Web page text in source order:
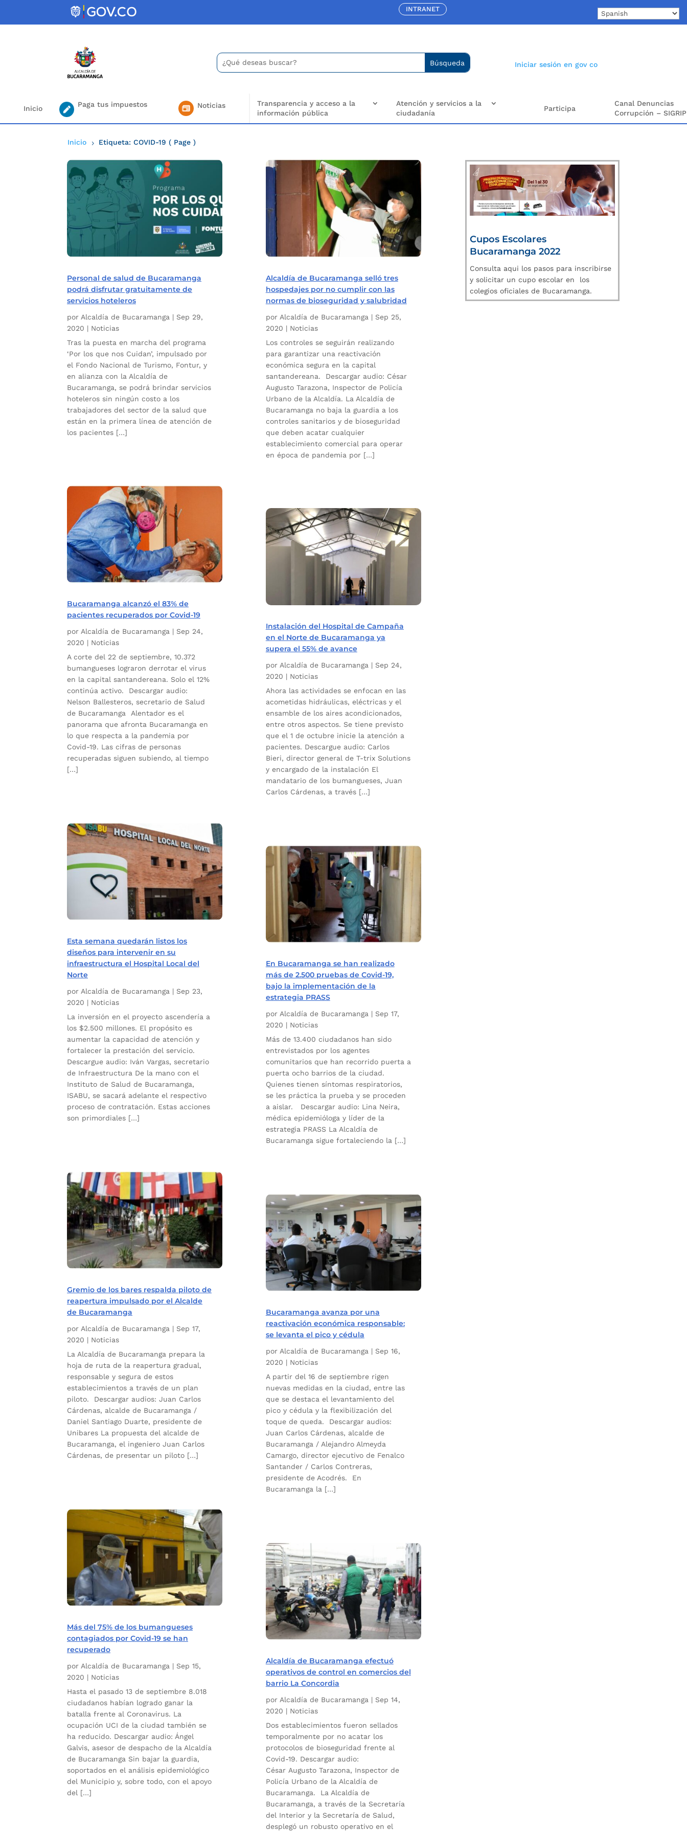
INTRANET
Buscar:
Search
for...
Iniciar sesión en gov co
Inicio Paga tus impuestos Noticias
Transparencia y acceso a la
información pública
Atención y servicios a la
ciudadanía
Participa
Canal Denuncias
Corrupción – SIGRIP
Inicio 5 Etiqueta: COVID-19 ( Page )
Personal de salud de Bucaramanga
podrá disfrutar gratuitamente de
servicios hoteleros
por Alcaldía de Bucaramanga | Sep 29,
2020 | Noticias
Tras la puesta en marcha del programa
‘Por los que nos Cuidan’, impulsado por
el Fondo Nacional de Turismo, Fontur, y
en alianza con la Alcaldía de
Bucaramanga, se podrá brindar servicios
hoteleros sin ningún costo a los
trabajadores del sector de la salud que
están en la primera línea de atención de
los pacientes […]
Bucaramanga alcanzó el 83% de
pacientes recuperados por Covid-19
por Alcaldía de Bucaramanga | Sep 24,
2020 | Noticias
A corte del 22 de septiembre, 10.372
bumangueses lograron derrotar el virus
en la capital santandereana. Solo el 12%
continúa activo. Descargar audio:
Nelson Ballesteros, secretario de Salud
de Bucaramanga Alentador es el
panorama que afronta Bucaramanga en
lo que respecta a la pandemia por
Covid-19. Las cifras de personas
recuperadas siguen subiendo, al tiempo
[…]
Esta semana quedarán listos los
diseños para intervenir en su
infraestructura el Hospital Local del
Norte
por Alcaldía de Bucaramanga | Sep 23,
2020 | Noticias
La inversión en el proyecto ascendería a
los $2.500 millones. El propósito es
aumentar la capacidad de atención y
fortalecer la prestación del servicio.
Descargue audio: Iván Vargas, secretario
de Infraestructura De la mano con el
Instituto de Salud de Bucaramanga,
ISABU, se sacará adelante el respectivo
proceso de contratación. Estas acciones
son primordiales […]
Gremio de los bares respalda piloto de
reapertura impulsado por el Alcalde
de Bucaramanga
por Alcaldía de Bucaramanga | Sep 17,
2020 | Noticias
La Alcaldía de Bucaramanga prepara la
hoja de ruta de la reapertura gradual,
responsable y segura de estos
establecimientos a través de un plan
piloto. Descargar audios: Juan Carlos
Cárdenas, alcalde de Bucaramanga /
Daniel Santiago Duarte, presidente de
Unibares La propuesta del alcalde de
Bucaramanga, el ingeniero Juan Carlos
Cárdenas, de presentar un piloto […]
Más del 75% de los bumangueses
contagiados por Covid-19 se han
recuperado
por Alcaldía de Bucaramanga | Sep 15,
2020 | Noticias
Hasta el pasado 13 de septiembre 8.018
ciudadanos habían logrado ganar la
batalla frente al Coronavirus. La
ocupación UCI de la ciudad también se
ha reducido. Descargar audio: Ángel
Galvis, asesor de despacho de la Alcaldía
de Bucaramanga Sin bajar la guardia,
soportados en el análisis epidemiológico
del Municipio y, sobre todo, con el apoyo
del […]
Alcaldía de Bucaramanga selló tres
hospedajes por no cumplir con las
normas de bioseguridad y salubridad
por Alcaldía de Bucaramanga | Sep 25,
2020 | Noticias
Los controles se seguirán realizando
para garantizar una reactivación
económica segura en la capital
santandereana. Descargar audio: César
Augusto Tarazona, Inspector de Policía
Urbano de la Alcaldía. La Alcaldía de
Bucaramanga no baja la guardia a los
controles sanitarios y de bioseguridad
que deben acatar cualquier
establecimiento comercial para operar
en época de pandemia por […]
Instalación del Hospital de Campaña
en el Norte de Bucaramanga ya
supera el 55% de avance
por Alcaldía de Bucaramanga| Sep 24,
2020 | Noticias
Ahora las actividades se enfocan en las
acometidas hidráulicas, eléctricas y el
ensamble de los aires acondicionados,
entre otros aspectos. Se tiene previsto
que el 1 de octubre inicie la atención a
pacientes. Descargue audio: Carlos
Bieri, director general de T-trix Solutions
y encargado de la instalación El
mandatario de los bumangueses, Juan
Carlos Cárdenas, a través […]
En Bucaramanga se han realizado
más de 2.500 pruebas de Covid-19,
bajo la implementación de la
estrategia PRASS
por Alcaldía de Bucaramanga| Sep 17,
2020 | Noticias
Más de 13.400 ciudadanos han sido
entrevistados por los agentes
comunitarios que han recorrido puerta a
puerta ocho barrios de la ciudad.
Quienes tienen síntomas respiratorios,
se les práctica la prueba y se proceden
a aislar. Descargar audio: Lina Neira,
médica epidemióloga y líder de la
estrategia PRASS La Alcaldía de
Bucaramanga sigue fortaleciendo la […]
Bucaramanga avanza por una
reactivación económica responsable:
se levanta el pico y cédula
por Alcaldía de Bucaramanga | Sep 16,
2020 | Noticias
A partir del 16 de septiembre rigen
nuevas medidas en la ciudad, entre las
que se destaca el levantamiento del
pico y cédula y la flexibilización del
toque de queda. Descargar audios:
Juan Carlos Cárdenas, alcalde de
Bucaramanga / Alejandro Almeyda
Camargo, director ejecutivo de Fenalco
Santander / Carlos Contreras,
presidente de Acodrés. En
Bucaramanga la […]
Alcaldía de Bucaramanga efectuó
operativos de control en comercios del
barrio La Concordia
por Alcaldía de Bucaramanga | Sep 14,
2020 | Noticias
Dos establecimientos fueron sellados
temporalmente por no acatar los
protocolos de bioseguridad frente al
Covid-19. Descargar audio:
César Augusto Tarazona, Inspector de
Policía Urbano de la Alcaldía de
Bucaramanga. La Alcaldía de
Bucaramanga, a través de la Secretaría
del Interior y la Secretaría de Salud,
desplegó un robusto operativo en el
Cupos Escolares
Bucaramanga 2022
Consulta aqui los pasos para inscribirse
y solicitar un cupo escolar en los
colegios oficiales de Bucaramanga.